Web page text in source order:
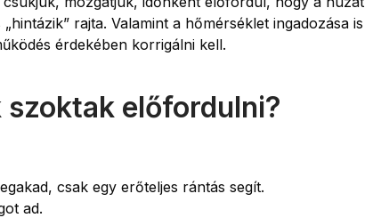
rajta. Valamint a hőmérséklet ingadozása is
érdekében korrigálni kell.
előfordulni?
csak egy erőteljes rántás segít.
ad.